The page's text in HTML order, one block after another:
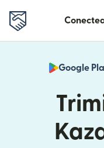
Google